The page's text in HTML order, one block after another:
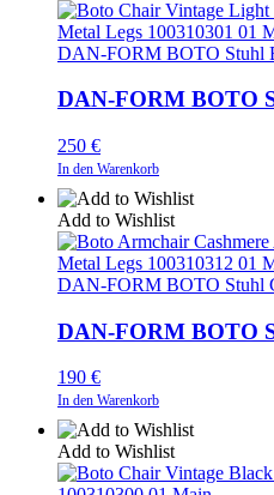
DAN-FORM BOTO Stuhl
DAN-FORM BOTO
250 €
In den Warenkorb
Add to Wishlist
DAN-FORM BOTO Stuhl
DAN-FORM BOTO
190 €
In den Warenkorb
Add to Wishlist